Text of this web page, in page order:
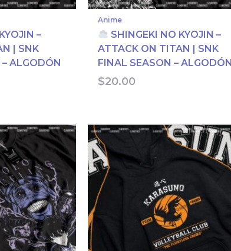
–
| SNK
ALGODÓN
Anime
SHINGEKI NO KYOJIN –
ATTACK ON TITAN | SNK
FINAL SEASON – ALGODÓN
$20.00